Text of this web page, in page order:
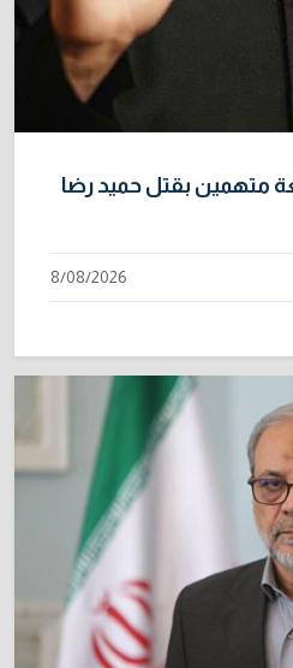
متهمين بقتل حميد رضا
8/08/2026